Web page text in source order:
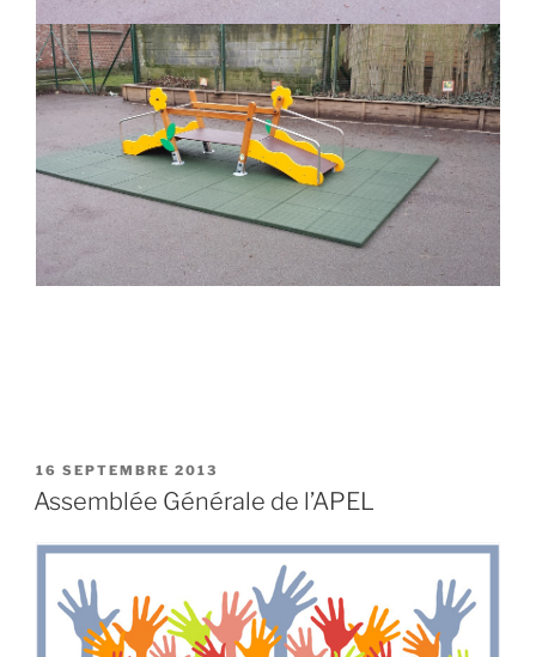
PUBLIÉ
LE
16 SEPTEMBRE 2013
Assemblée Générale de l’APEL